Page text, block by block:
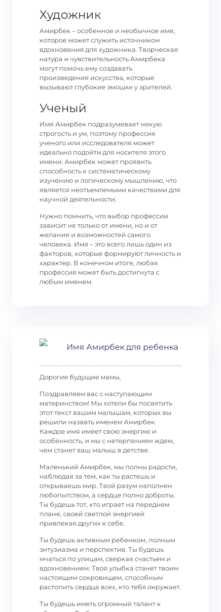
Художник
Амирбек – особенное и необычное имя,
которое может служить источником
вдохновения для художника. Творческая
натура и чувствительность Амирбека
могут помочь ему создавать
произведения искусства, которые
вызывают глубокие эмоции у зрителей.
Ученый
Имя Амирбек подразумевает некую
строгость и ум, поэтому профессия
ученого или исследователя может
идеально подойти для носителя этого
имени. Амирбек может проявить
способность к систематическому
изучению и логическому мышлению, что
является неотъемлемыми качествами для
научной деятельности.
Нужно помнить, что выбор профессии
зависит не только от имени, но и от
желания и возможностей самого
человека. Имя – это всего лишь один из
факторов, которые формируют личность и
характер. В конечном итоге, любая
профессия может быть достигнута с
любым именем.
Имя Амирбек для ребенка
Дорогие будущие мамы,
Поздравляем вас с наступающим
материнством! Мы хотели бы посвятить
этот текст вашим малышам, которых вы
решили назвать именем Амирбек.
Каждое имя имеет свою энергию и
особенность, и мы с нетерпением ждем,
чем станет ваш малыш в детстве.
Маленький Амирбек, мы полны радости,
наблюдая за тем, как ты растешь и
открываешь мир. Твой разум наполнен
любопытством, а сердце полно доброты.
Ты будешь тот, кто играет на переднем
плане, своей светлой энергией
привлекая других к себе.
Ты будешь активным ребенком, полным
энтузиазма и перспектив. Ты будешь
мчаться по улицам, сверкая счастьем и
вдохновением. Твоя улыбка станет твоим
настоящим сокровищем, способным
растопить сердца всех, кто тебя окружает.
Ты будешь иметь огромный талант к